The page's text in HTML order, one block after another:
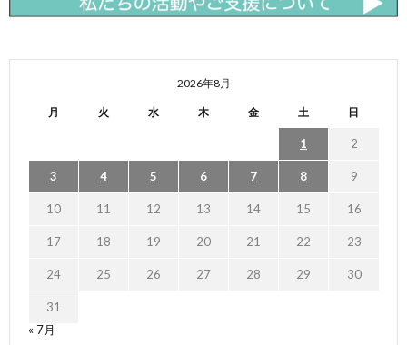
2026年8月
月 火 水 木 金 土 日
1 2
3 4 5 6 7 8 9
10 11 12 13 14 15 16
17 18 19 20 21 22 23
24 25 26 27 28 29 30
31
« 7月